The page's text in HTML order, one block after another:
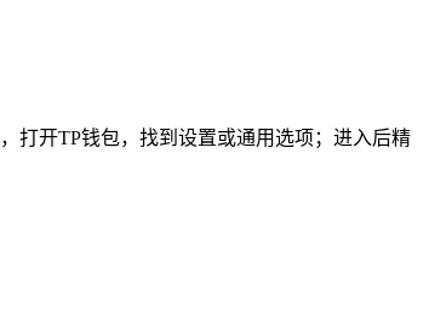
打开TP钱包，找到设置或通用选项；进入后精